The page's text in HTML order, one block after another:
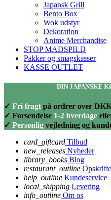
Japansk Grill
Bento Box
Wok udstyr
Dekoration
Anime Merchandise
STOP MADSPILD
Pakker og smagskasser
KASSE OUTLET
DIN JAPANSKE
✓ Fri fragt på ordrer over
✓ Forsendelse 1-2 hverdage
✓ Personlig vejledning og
card_giftcard Tilbud
new_releases Nyheder
library_books Blog
restaurant_outline
help_outline Kundeservice
local_shipping Levering
info_outline Om os